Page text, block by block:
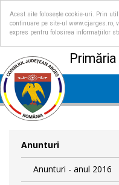
Acest site folosește cookie-uri. Prin
continuare pe site-ul www.cjarges.ro,
expres pentru folosirea informațiilor
Primăria
Anunturi
Anunturi - anul 2016